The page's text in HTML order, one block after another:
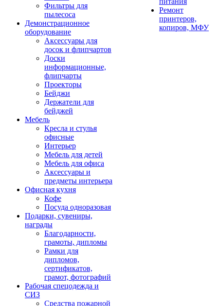
Фильтры для
пылесоса
Демонстрационное
оборудование
Аксессуары для
досок и флипчартов
Доски
информационные,
флипчарты
Проекторы
Бейджи
Держатели для
бейджей
Мебель
Кресла и стулья
офисные
Интерьер
Мебель для детей
Мебель для офиса
Аксессуары и
предметы интерьера
Офисная кухня
Кофе
Посуда одноразовая
Подарки, сувениры,
награды
Благодарности,
грамоты, дипломы
Рамки для
дипломов,
сертификатов,
грамот, фотографий
Рабочая спецодежда и
СИЗ
Средства пожарной
Ремонт
принтеров,
копиров, МФУ